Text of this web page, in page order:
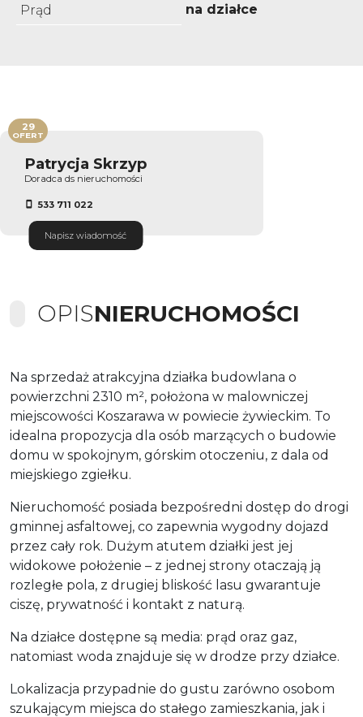
Prąd
na działce
Patrycja Skrzyp
Doradca ds nieruchomości
533 711 022
Napisz wiadomość
29
OFERT
OPISNIERUCHOMOŚCI
Na sprzedaż atrakcyjna działka budowlana o
powierzchni 2310 m², położona w malowniczej
miejscowości Koszarawa w powiecie żywieckim. To
idealna propozycja dla osób marzących o budowie
domu w spokojnym, górskim otoczeniu, z dala od
miejskiego zgiełku.
Nieruchomość posiada bezpośredni dostęp do drogi
gminnej asfaltowej, co zapewnia wygodny dojazd
przez cały rok. Dużym atutem działki jest jej
widokowe położenie – z jednej strony otaczają ją
rozległe pola, z drugiej bliskość lasu gwarantuje
ciszę, prywatność i kontakt z naturą.
Na działce dostępne są media: prąd oraz gaz,
natomiast woda znajduje się w drodze przy działce.
Lokalizacja przypadnie do gustu zarówno osobom
szukającym miejsca do stałego zamieszkania, jak i